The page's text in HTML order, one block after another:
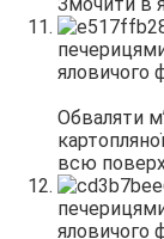
Змочити в
Обваляти
всю